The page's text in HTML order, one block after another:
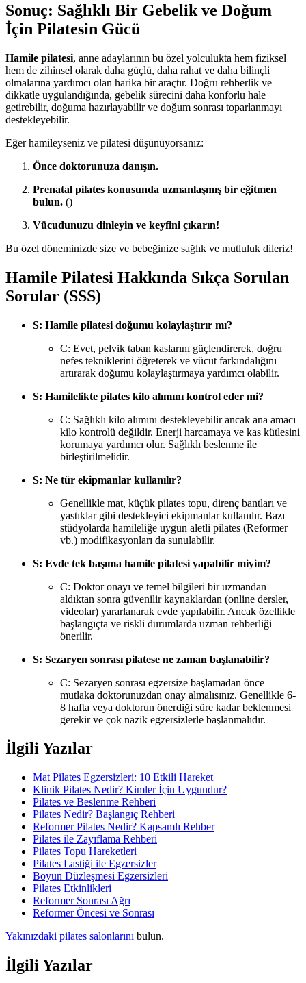
Sonuç: Sağlıklı Bir Gebelik ve Doğum
İçin Pilatesin Gücü
Hamile pilatesi, anne adaylarının bu özel yolculukta hem fiziksel
hem de zihinsel olarak daha güçlü, daha rahat ve daha bilinçli
olmalarına yardımcı olan harika bir araçtır. Doğru rehberlik ve
dikkatle uygulandığında, gebelik sürecini daha konforlu hale
getirebilir, doğuma hazırlayabilir ve doğum sonrası toparlanmayı
destekleyebilir.
Eğer hamileyseniz ve pilatesi düşünüyorsanız:
Önce doktorunuza danışın.
Prenatal pilates konusunda uzmanlaşmış bir eğitmen
bulun. ()
Vücudunuzu dinleyin ve keyfini çıkarın!
Bu özel döneminizde size ve bebeğinize sağlık ve mutluluk dileriz!
Hamile Pilatesi Hakkında Sıkça Sorulan
Sorular (SSS)
S: Hamile pilatesi doğumu kolaylaştırır mı?
C: Evet, pelvik taban kaslarını güçlendirerek, doğru
nefes tekniklerini öğreterek ve vücut farkındalığını
artırarak doğumu kolaylaştırmaya yardımcı olabilir.
S: Hamilelikte pilates kilo alımını kontrol eder mi?
C: Sağlıklı kilo alımını destekleyebilir ancak ana amacı
kilo kontrolü değildir. Enerji harcamaya ve kas kütlesini
korumaya yardımcı olur. Sağlıklı beslenme ile
birleştirilmelidir.
S: Ne tür ekipmanlar kullanılır?
Genellikle mat, küçük pilates topu, direnç bantları ve
yastıklar gibi destekleyici ekipmanlar kullanılır. Bazı
stüdyolarda hamileliğe uygun aletli pilates (Reformer
vb.) modifikasyonları da sunulabilir.
S: Evde tek başıma hamile pilatesi yapabilir miyim?
C: Doktor onayı ve temel bilgileri bir uzmandan
aldıktan sonra güvenilir kaynaklardan (online dersler,
videolar) yararlanarak evde yapılabilir. Ancak özellikle
başlangıçta ve riskli durumlarda uzman rehberliği
önerilir.
S: Sezaryen sonrası pilatese ne zaman başlanabilir?
C: Sezaryen sonrası egzersize başlamadan önce
mutlaka doktorunuzdan onay almalısınız. Genellikle 6-
8 hafta veya doktorun önerdiği süre kadar beklenmesi
gerekir ve çok nazik egzersizlerle başlanmalıdır.
İlgili Yazılar
Mat Pilates Egzersizleri: 10 Etkili Hareket
Klinik Pilates Nedir? Kimler İçin Uygundur?
Pilates ve Beslenme Rehberi
Pilates Nedir? Başlangıç Rehberi
Reformer Pilates Nedir? Kapsamlı Rehber
Pilates ile Zayıflama Rehberi
Pilates Topu Hareketleri
Pilates Lastiği ile Egzersizler
Boyun Düzleşmesi Egzersizleri
Pilates Etkinlikleri
Reformer Sonrası Ağrı
Reformer Öncesi ve Sonrası
Yakınızdaki pilates salonlarını bulun.
İlgili Yazılar